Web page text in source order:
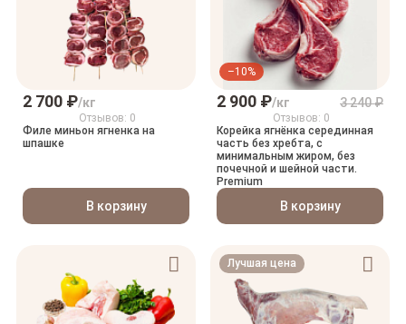
2 700 ₽/кг
Отзывов: 0
Филе миньон ягненка на
шпашке
В корзину
–10%
2 900 ₽/кг 3 240 ₽
Отзывов: 0
Корейка ягнёнка серединная
часть без хребта, с
минимальным жиром, без
почечной и шейной части.
Premium
В корзину
Лучшая цена